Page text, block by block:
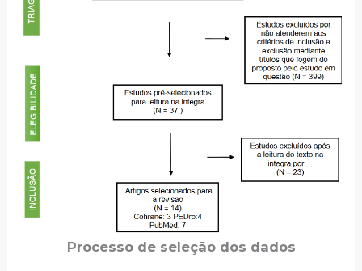
Processo de seleção dos dados